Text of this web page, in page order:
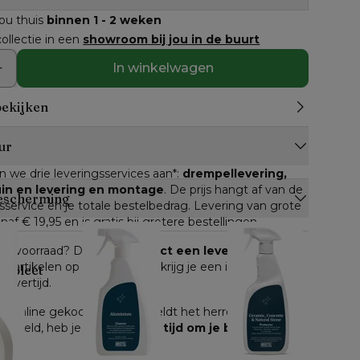
thuis binnen 1 - 2 weken
in een showroom bij jou in de buurt
In winkelwagen
we drie leveringsservices aan*: drempellevering,
en levering en montage. De prijs hangt af van de
en je totale bestelbedrag. Levering van grote
€ 19,95 en is gratis bij grotere bestellingen.
voorraad? Dan kan je
direct een leverdatum
artikelen op voorraad, dan krijg je een inschatting
levertijd.
online gekocht worden, geldt het herroepingsrecht.
heb je
14 dagen de tijd om je bestelling